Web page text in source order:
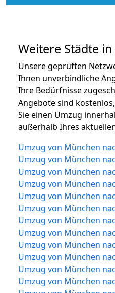
Weitere Städte
Unsere geprüften
Ihnen unverbindliche
Ihre Bedürfnisse
Angebote sind
Sie einen Umzug
außerhalb Ihres
Umzug von München
Umzug von München
Umzug von München
Umzug von München
Umzug von München
Umzug von München
Umzug von München
Umzug von München
Umzug von München
Umzug von München
Umzug von München
Umzug von München